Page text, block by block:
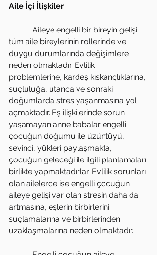
Aile İçi İlişkiler
tüm aile bireylerinin rollerinde ve
duygu durumlarında değişimlere
neden olmaktadır. Evlilik
problemlerine, kardeş kıskançlıklarına,
suçluluğa, utanca ve sonraki
doğumlarda stres yaşanmasına yol
açmaktadır. Eş ilişkilerinde sorun
yaşamayan anne babalar engelli
çocuğun doğumu ile üzüntüyü,
sevinci, yükleri paylaşmakta,
çocuğun geleceği ile ilgili planlamaları
birlikte yapmaktadırlar. Evlilik sorunları
olan ailelerde ise engelli çocuğun
aileye gelişi var olan stresin daha da
artmasına, eşlerin birbirlerini
suçlamalarına ve birbirlerinden
uzaklaşmalarına neden olmaktadır.